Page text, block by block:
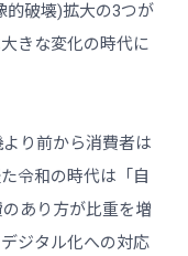
的破壊)拡大の3つが
きな変化の時代に
り前から消費者は
令和の時代は「自
あり方が比重を増
ジタル化への対応